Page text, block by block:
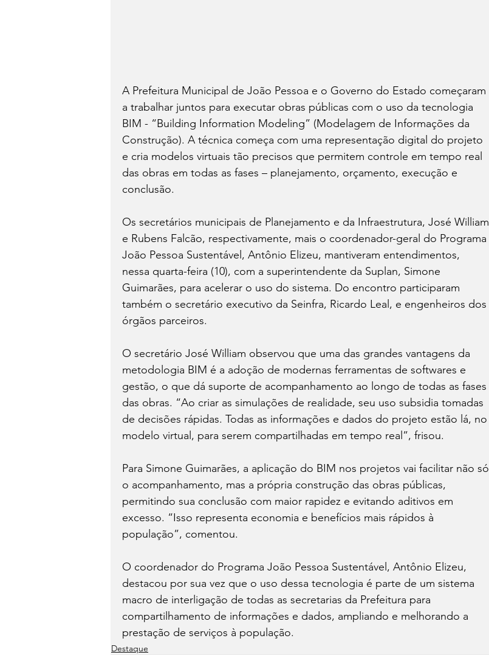
A Prefeitura Municipal de João Pessoa e o Governo do Estado começaram
a trabalhar juntos para executar obras públicas com o uso da tecnologia
BIM - “Building Information Modeling” (Modelagem de Informações da
Construção). A técnica começa com uma representação digital do projeto
e cria modelos virtuais tão precisos que permitem controle em tempo real
das obras em todas as fases – planejamento, orçamento, execução e
conclusão.
Os secretários municipais de Planejamento e da Infraestrutura, José William
e Rubens Falcão, respectivamente, mais o coordenador-geral do Programa
João Pessoa Sustentável, Antônio Elizeu, mantiveram entendimentos,
nessa quarta-feira (10), com a superintendente da Suplan, Simone
Guimarães, para acelerar o uso do sistema. Do encontro participaram
também o secretário executivo da Seinfra, Ricardo Leal, e engenheiros dos
órgãos parceiros.
O secretário José William observou que uma das grandes vantagens da
metodologia BIM é a adoção de modernas ferramentas de softwares e
gestão, o que dá suporte de acompanhamento ao longo de todas as fases
das obras. “Ao criar as simulações de realidade, seu uso subsidia tomadas
de decisões rápidas. Todas as informações e dados do projeto estão lá, no
modelo virtual, para serem compartilhadas em tempo real”, frisou.
Para Simone Guimarães, a aplicação do BIM nos projetos vai facilitar não só
o acompanhamento, mas a própria construção das obras públicas,
permitindo sua conclusão com maior rapidez e evitando aditivos em
excesso. “Isso representa economia e benefícios mais rápidos à
população”, comentou.
O coordenador do Programa João Pessoa Sustentável, Antônio Elizeu,
destacou por sua vez que o uso dessa tecnologia é parte de um sistema
macro de interligação de todas as secretarias da Prefeitura para
compartilhamento de informações e dados, ampliando e melhorando a
prestação de serviços à população.
Destaque